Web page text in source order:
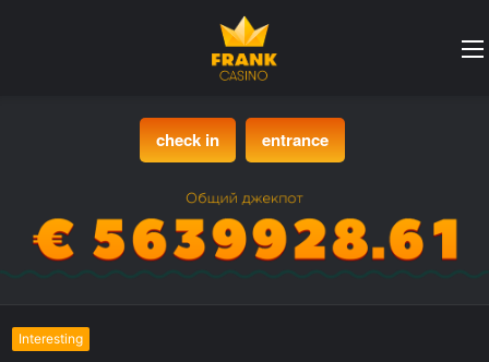
check in entrance
Interesting